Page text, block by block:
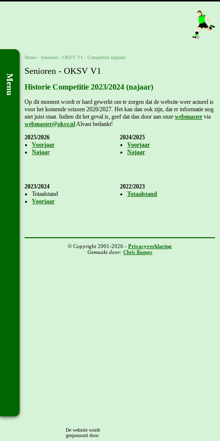
Menu
Home - Senioren - OKSV V1 - Competitie (najaar)
Senioren - OKSV V1
Historie Competitie 2023/2024 (najaar)
Op dit moment wordt er hard gewerkt om te zorgen dat de website weer actueel is
voor het komende seizoen 2026/2027. Het kan dan ook zijn, dat er informatie nog
niet juist staat. Indien dit het geval is, geef dat dan door aan onze webmaster via
webmaster@oksv.nl Alvast bedankt!
2025/2026
Voorjaar
Najaar
2024/2025
Voorjaar
Najaar
2023/2024
Totaalstand
Voorjaar
2022/2023
Totaalstand
© Copyright 2001-2026 - Privacyverklaring
Gemaakt door: Chris Kamps
De website wordt
gesponsord door: